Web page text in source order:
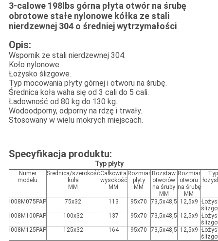
3-calowe 198lbs górna płyta otwór na śrubę
obrotowe stałe nylonowe kółka ze stali
nierdzewnej 304 o średniej wytrzymałości
Opis:
Wspornik ze stali nierdzewnej 304.
Koło nylonowe.
Łożysko ślizgowe.
Typ mocowania płyty górnej i otworu na śrubę.
Średnica koła waha się od 3 cali do 5 cali.
Ładowność od 80 kg do 130 kg.
Wodoodporny, odporny na rdzę i trwały.
Stosowany w wielu mokrych miejscach.
Specyfikacja produktu:
Typ płyty
Numer
modelu
Średnica/szerokość
koła
MM
Całkowita
wysokość
MM
Rozmiar
płyty
MM
Rozstaw
otworów
na śruby
MM
Rozmiar
otworu
na śrubę
MM
Typ
I008M075PAP 75x32 113 95x70 73,5x48,5 12,5x9
I008M100PAP
100x32 137 95x70 73,5x48,5 12,5x9
I008M125PAP
125x32 164 95x70 73,5x48,5 12,5x9